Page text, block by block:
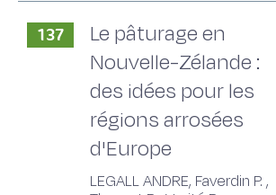
137
Le pâturage en
Nouvelle-Zélande :
des idées pour les
régions arrosées
d'Europe
LEGALL ANDRE, Faverdin P. ,